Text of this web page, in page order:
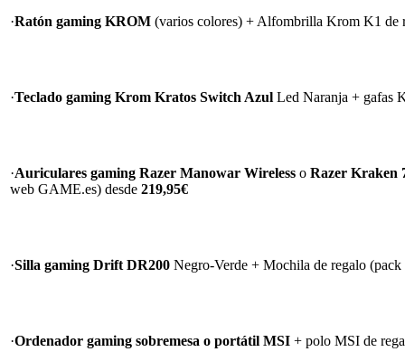
·Ratón gaming KROM (varios colores) + Alfombrilla Krom K1
·Teclado gaming Krom Kratos Switch Azul Led Naranja + gafas
·Auriculares gaming Razer Manowar Wireless o Razer Kraken
web GAME.es) desde 219,95€
·Silla gaming Drift DR200 Negro-Verde + Mochila de regalo
·Ordenador gaming sobremesa o portátil MSI + polo MSI de